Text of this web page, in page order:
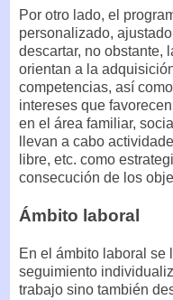
Por otro lado, el
personalizado,
descartar, no obstante,
orientan a la
competencias, así
intereses que
en el área familiar,
llevan a cabo
libre, etc. como
consecución de los
Ámbito laboral
En el ámbito laboral se
seguimiento
trabajo sino también